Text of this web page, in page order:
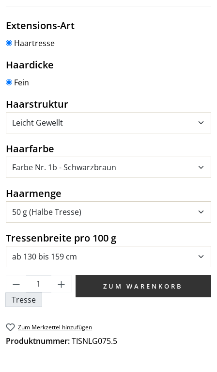
Extensions-Artauswählen
Haartresse
Haardicke
Fein
Haarstrukturauswählen
Haarfarbe
Haarmenge
Tressenbreite pro 100 gauswählen
Produkt Anzahl: Gib den gewünschten
Tresse
ZUM WARENKORB
Zum Merkzettel hinzufügen
Produktnummer:TISNLG075.5